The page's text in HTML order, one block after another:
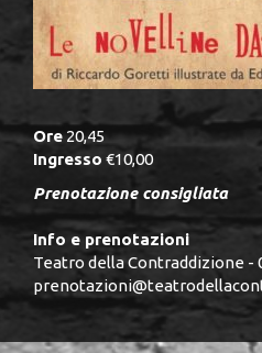
Ore20,45
Ingresso €10,00
Prenotazione consigliata
Info e prenotazioni
Teatro della Contraddizione -